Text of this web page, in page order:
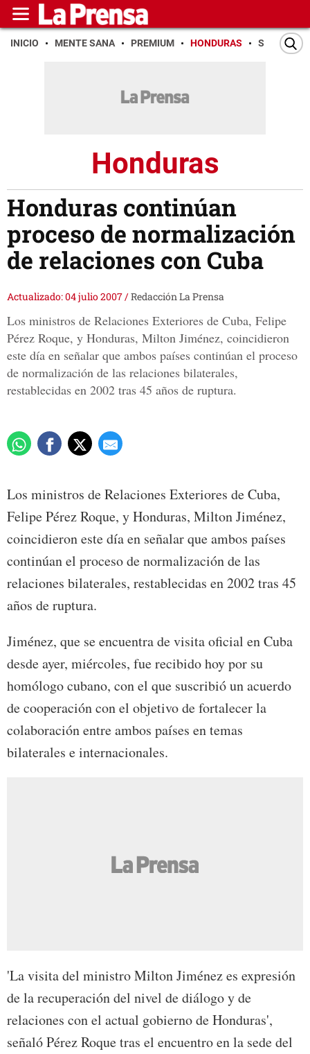
INICIO MENTE SANA PREMIUM HONDURAS SAN PEDRO
Honduras
Honduras continúan
proceso de normalización
de relaciones con Cuba
Actualizado: 04 julio 2007/Redacción La Prensa
Los ministros de Relaciones Exteriores de Cuba, Felipe
Pérez Roque, y Honduras, Milton Jiménez, coincidieron
este día en señalar que ambos países continúan el proceso
de normalización de las relaciones bilaterales,
restablecidas en 2002 tras 45 años de ruptura.
Los ministros de Relaciones Exteriores de Cuba,
Felipe Pérez Roque, y Honduras, Milton Jiménez,
coincidieron este día en señalar que ambos países
continúan el proceso de normalización de las
relaciones bilaterales, restablecidas en 2002 tras 45
años de ruptura.
Jiménez, que se encuentra de visita oficial en Cuba
desde ayer, miércoles, fue recibido hoy por su
homólogo cubano, con el que suscribió un acuerdo
de cooperación con el objetivo de fortalecer la
colaboración entre ambos países en temas
bilaterales e internacionales.
'La visita del ministro Milton Jiménez es expresión
de la recuperación del nivel de diálogo y de
relaciones con el actual gobierno de Honduras',
señaló Pérez Roque tras el encuentro en la sede del